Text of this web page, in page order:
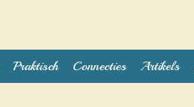
Praktisch Connecties Artikels